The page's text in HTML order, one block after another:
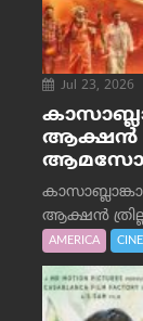
Jul 23, 2026
ആക്ഷൻ
ആക്ഷൻ
AMERICA